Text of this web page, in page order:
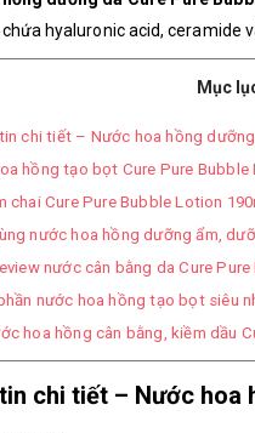
hyaluronic acid, ceramide
Mục
chi tiết – Nước hoa hồng
hồng tạo bọt Cure Pure
chai Cure Pure Bubble Lotion
nước hoa hồng dưỡng ẩm,
nước cân bằng da Cure
nước hoa hồng tạo bọt siêu
hoa hồng cân bằng, kiềm dầu
chi tiết – Nước hoa